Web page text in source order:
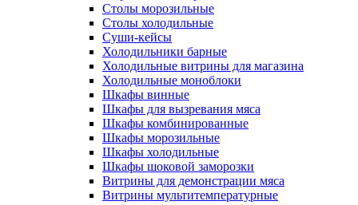
Столы морозильные
Столы холодильные
Суши-кейсы
Холодильники барные
Холодильные витрины для магазина
Холодильные моноблоки
Шкафы винные
Шкафы для вызревания мяса
Шкафы комбинированные
Шкафы морозильные
Шкафы холодильные
Шкафы шоковой заморозки
Витрины для демонстрации мяса
Витрины мультитемпературные